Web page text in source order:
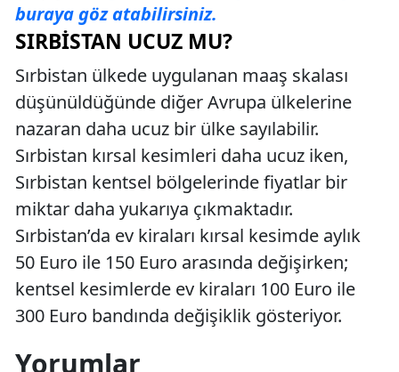
buraya göz atabilirsiniz.
SIRBISTAN UCUZ MU?
Sırbistan ülkede uygulanan maaş skalası
düşünüldüğünde diğer Avrupa ülkelerine
nazaran daha ucuz bir ülke sayılabilir.
Sırbistan kırsal kesimleri daha ucuz iken,
Sırbistan kentsel bölgelerinde fiyatlar bir
miktar daha yukarıya çıkmaktadır.
Sırbistan’da ev kiraları kırsal kesimde aylık
50 Euro ile 150 Euro arasında değişirken;
kentsel kesimlerde ev kiraları 100 Euro ile
300 Euro bandında değişiklik gösteriyor.
Yorumlar